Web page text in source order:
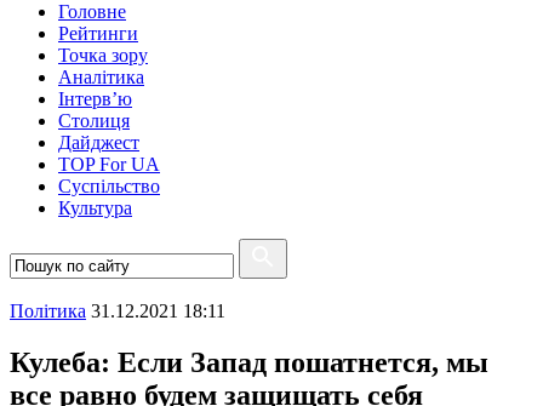
Головне
Рейтинги
Точка зору
Аналітика
Інтерв’ю
Столиця
Дайджест
TOP For UA
Суспiльство
Культура
Полiтика 31.12.2021 18:11
Кулеба: Если Запад пошатнется, мы
все равно будем защищать себя